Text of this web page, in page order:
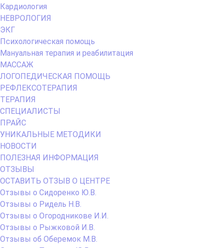
Кардиология
НЕВРОЛОГИЯ
ЭКГ
Психологическая помощь
Мануальная терапия и реабилитация
МАССАЖ
ЛОГОПЕДИЧЕСКАЯ ПОМОЩЬ
РЕФЛЕКСОТЕРАПИЯ
ТЕРАПИЯ
СПЕЦИАЛИСТЫ
ПРАЙС
УНИКАЛЬНЫЕ МЕТОДИКИ
НОВОСТИ
ПОЛЕЗНАЯ ИНФОРМАЦИЯ
ОТЗЫВЫ
ОСТАВИТЬ ОТЗЫВ О ЦЕНТРЕ
Отзывы о Сидоренко Ю.В.
Отзывы о Ридель Н.В.
Отзывы о Огородникове И.И.
Отзывы о Рыжковой И.В.
Отзывы об Оберемок М.В.